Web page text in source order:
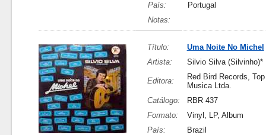
País:
Portugal
Notas:
Título:
Uma Noite No Michel
Artista:
Silvio Silva (Silvinho)*
Editora:
Red Bird Records,
Musica Ltda.
Catálogo:
RBR 437
Formato:
Vinyl, LP, Album
País:
Brazil